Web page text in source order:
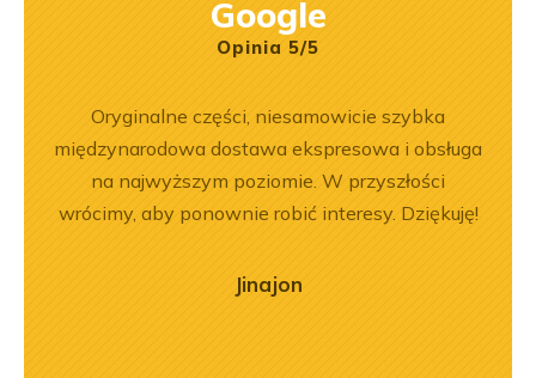
Google
Opinia 5/5
Oryginalne części, niesamowicie szybka
międzynarodowa dostawa ekspresowa i obsługa
na najwyższym poziomie. W przyszłości
wrócimy, aby ponownie robić interesy. Dziękuję!
Jinajon